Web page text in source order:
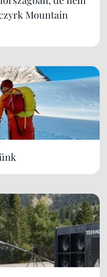
Mountain